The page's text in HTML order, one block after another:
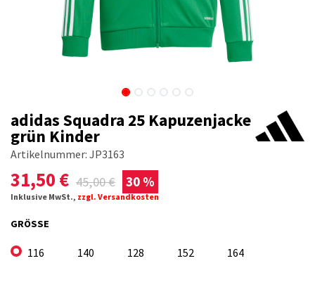
adidas Squadra 25 Kapuzenjacke
grün Kinder
Artikelnummer: JP3163
31,50 € 45,00€ 30 %
Inklusive MwSt., zzgl. Versandkosten
GRÖSSE
116 140 128 152 164